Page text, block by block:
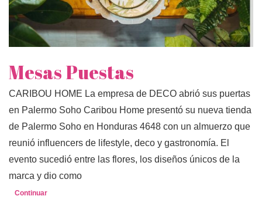
Mesas Puestas
CARIBOU HOME La empresa de DECO abrió sus puertas
en Palermo Soho Caribou Home presentó su nueva tienda
de Palermo Soho en Honduras 4648 con un almuerzo que
reunió influencers de lifestyle, deco y gastronomía. El
evento sucedió entre las flores, los diseños únicos de la
marca y dio como
Continuar